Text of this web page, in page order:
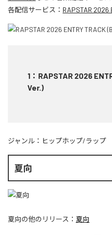
各配信サービス： RAPSTAR 2026
1 ： RAPSTAR 2026
Ver.)
ジャンル： ヒップホップ/ラップ
夏向
夏向の他のリリース： 夏向